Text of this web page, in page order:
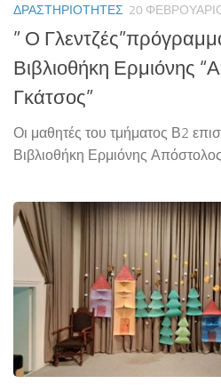
ΔΡΑΣΤΗΡΙΌΤΗΤΕΣ 20
” Ο
Βιβλιοθήκη Ερμιόνης
Γκάτσος”
Οι μαθητές του τμήματος Β2
Βιβλιοθήκη Ερμιόνης